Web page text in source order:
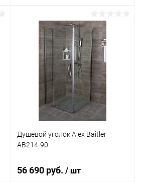
В корзину
Купить в 1 клик Сравнение
В избранное Под заказ
Душевой уголок Alex Baitler
AB214-90
56 690 руб./ шт